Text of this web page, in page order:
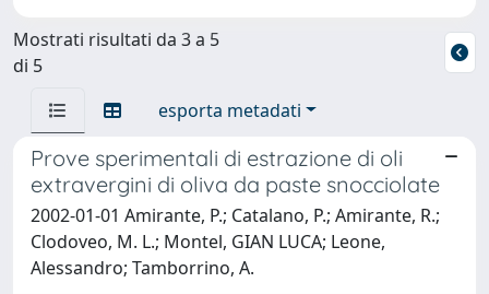
Mostrati risultati da 3 a 5
di 5
esporta metadati
Prove sperimentali di estrazione di oli
extravergini di oliva da paste snocciolate
2002-01-01 Amirante, P.; Catalano, P.; Amirante, R.;
Clodoveo, M. L.; Montel, GIAN LUCA; Leone,
Alessandro; Tamborrino, A.